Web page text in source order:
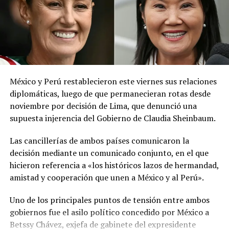
El ministerio agregó que, pese a la presencia del polvo
del Sahara, se esperan lluvias durante los próximos días,
por lo que pidió a la población mantenerse atenta a la
información oficial sobre las condiciones
meteorológicas.
Las autoridades reiteraron el llamado a consultar los
canales oficiales del MARN y adoptar las medidas de
prevención necesarias para reducir los efectos de este
fenómeno atmosférico, especialmente entre las
personas con mayor riesgo de complicaciones de salud.
Comparte esto:
Facebook X
Me gusta esto:
México y Perú restablecieron este viernes sus relaciones
diplomáticas, luego de que permanecieran rotas desde
noviembre por decisión de Lima, que denunció una
supuesta injerencia del Gobierno de Claudia Sheinbaum.
Las cancillerías de ambos países comunicaron la
decisión mediante un comunicado conjunto, en el que
hicieron referencia a «los históricos lazos de hermandad,
amistad y cooperación que unen a México y al Perú».
Uno de los principales puntos de tensión entre ambos
gobiernos fue el asilo político concedido por México a
Betssy Chávez, exjefa de gabinete del expresidente